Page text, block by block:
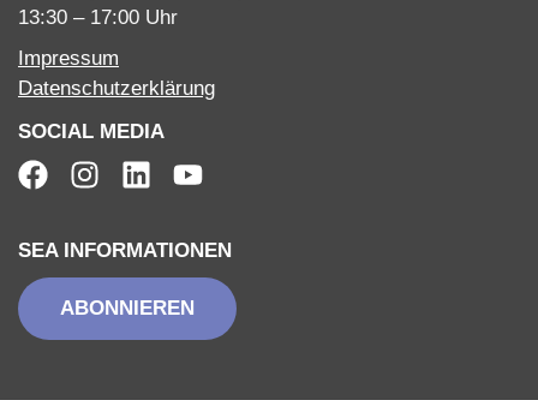
13:30 – 17:00 Uhr
Impressum
Datenschutzerklärung
SOCIAL MEDIA
SEA INFORMATIONEN
ABONNIEREN